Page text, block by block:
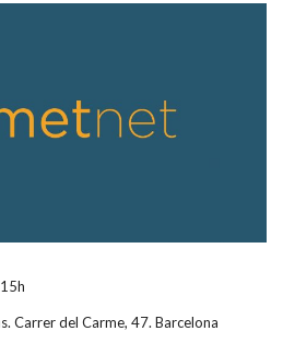
Carrer del Carme, 47. Barcelona